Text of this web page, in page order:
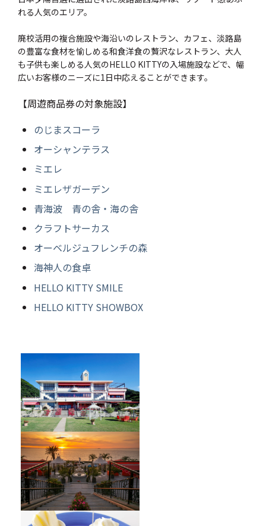
れる人気のエリア。
廃校活用の複合施設や海沿いのレストラン、カフェ、淡路島
の豊富な食材を愉しめる和食洋食の贅沢なレストラン、大人
も子供も楽しめる人気のHELLO KITTYの入場施設などで、幅
広いお客様のニーズに1日中応えることができます。
【周遊商品券の対象施設】
のじまスコーラ
オーシャンテラス
ミエレ
ミエレザガーデン
青海波 青の舎・海の舎
クラフトサーカス
オーベルジュフレンチの森
海神人の食卓
HELLO KITTY SMILE
HELLO KITTY SHOWBOX
のじまスコーラ
オーシャンテラス